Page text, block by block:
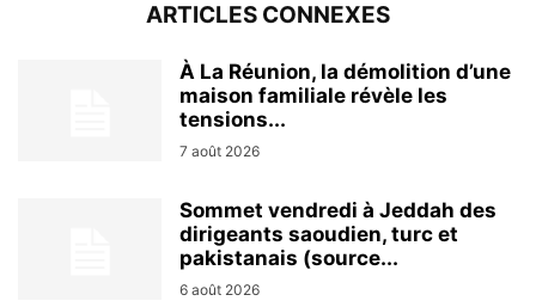
ARTICLES CONNEXES
À La Réunion, la démolition d’une
maison familiale révèle les
tensions...
7 août 2026
Sommet vendredi à Jeddah des
dirigeants saoudien, turc et
pakistanais (source...
6 août 2026